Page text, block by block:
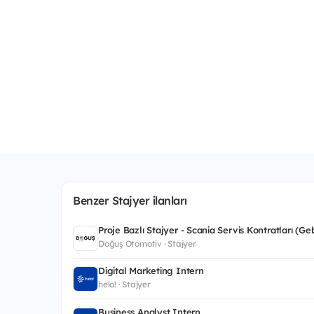
Benzer Stajyer ilanları
Proje Bazlı Stajyer - Scania Servis Kontratları
Doğuş Otomotiv · Stajyer
Digital Marketing Intern
helo! · Stajyer